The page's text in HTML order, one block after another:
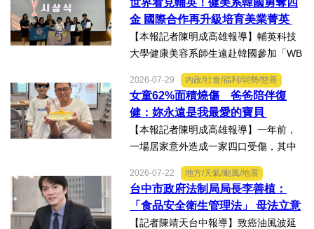
將全箭完整回收，勇奪高中學生1K組亞
軍，表現亮眼。陳國清...
金 國際合作再升級培育美業菁英
【本報記者陳明成高雄報導】輔英科技
大學健康美容系師生遠赴韓國參加「WB
賽」及「2026WBAGlobalTripleChallen
ge全球美學現場賽」，展現紮實專業實
力，師生聯手勇奪四金、...
2026-07-29 內政/社會/福利/弱勢/慈善
女童62%面積燒傷 爸爸陪伴復
健：妳永遠是我最愛的寶貝
【本報記者陳明成高雄報導】一年前，
一場居家意外造成一家四口受傷，其中
燒傷，在加護病房搶救超過兩個月，並
歷經在陽光基金會近一年的漫長復復健
及陪伴下，芸芸將於八月重返...
2026-07-22 地方/天氣/颱風/地震
台中市政府法制局局長李善植：
「食品安全衛生管理法」 母法立意
良善但子法標準過於寬鬆、處罰欠
【記者陳靖天台中報導】致癌油風波延